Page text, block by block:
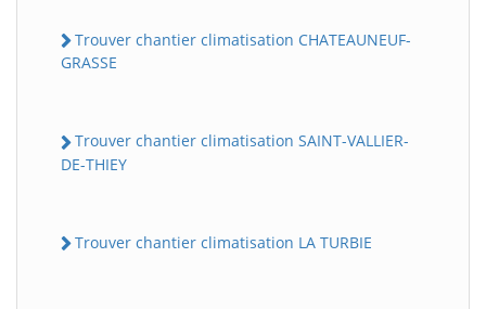
Trouver chantier climatisation CHATEAUNEUF-
GRASSE
Trouver chantier climatisation SAINT-VALLIER-
DE-THIEY
Trouver chantier climatisation LA TURBIE